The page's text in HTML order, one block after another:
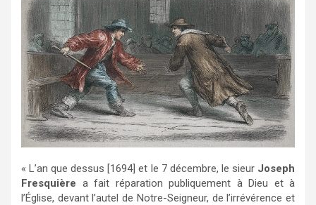
c
e
b
o
o
k
i
t
t
e
r
a
i
l
« L’an que dessus [1694] et le 7 décembre, le sieur Joseph
Fresquière a fait réparation publiquement à Dieu et à
l’Église, devant l’autel de Notre-Seigneur, de l’irrévérence et